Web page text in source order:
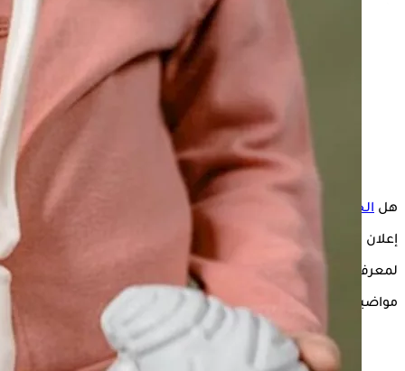
هل الحالة النفسية تؤثر على أعضاء الجسم؟ أجاب الدكتور حسام
إعلان
لمعرفة ما إذا كنت تعاني من الاكتئاب أم لا، اضغط
مواضيع ذات صلة